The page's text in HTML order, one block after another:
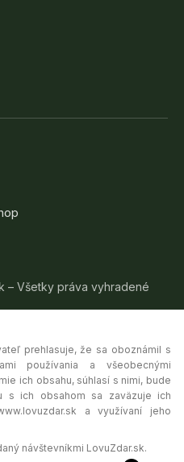
– Všetky práva vyhradené
prehlasuje, že sa oboznámil s
používania a všeobecnými
ich obsahu, súhlasí s nimi, bude
s ich obsahom sa zaväzuje ich
a využívaní jeho
návštevníkmi LovuZdar.sk.